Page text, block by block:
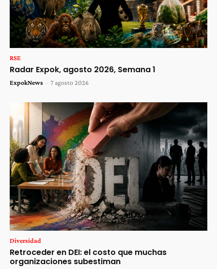
RSE
Radar Expok, agosto 2026, Semana 1
ExpokNews - 7 agosto 2026
Diversidad
Retroceder en DEI: el costo que muchas
organizaciones subestiman